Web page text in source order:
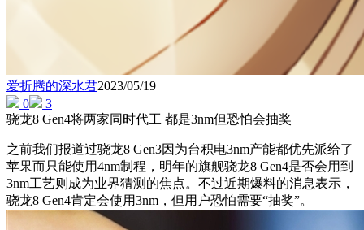
爱折腾的深水君2023/05/19
0
3
骁龙8 Gen4将两家同时代工 都是3nm但恐怕会抽奖
之前我们报道过骁龙8 Gen3因为台积电3nm产能都优先派给了
苹果而只能使用4nm制程，明年的旗舰骁龙8 Gen4是否会用到
3nm工艺则成为业界猜测的焦点。不过近期爆料的消息表示，
骁龙8 Gen4肯定会使用3nm，但用户恐怕需要“抽奖”。